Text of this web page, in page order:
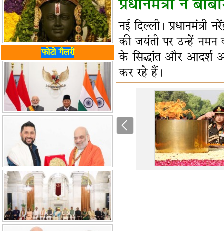
फोटो गैलरी
प्रधानमंत्री ने
नई दिल्ली।
की जयंती पर उन्हें नमन
के सिद्धांत और आदर्श
कर रहे हैं।